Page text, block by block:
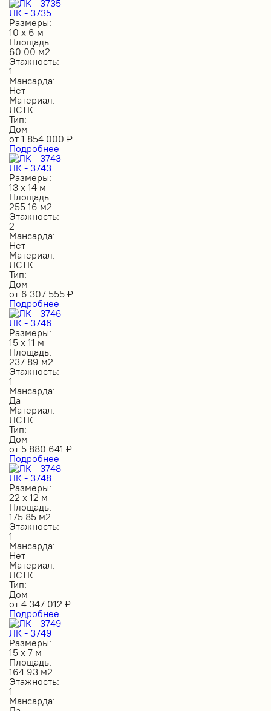
ЛК - 3735
Размеры:
10 х 6 м
Площадь:
60.00 м2
Этажность:
1
Мансарда:
Нет
Материал:
ЛСТК
Тип:
Дом
от 1 854 000 ₽
Подробнее
ЛК - 3743
Размеры:
13 х 14 м
Площадь:
255.16 м2
Этажность:
2
Мансарда:
Нет
Материал:
ЛСТК
Тип:
Дом
от 6 307 555 ₽
Подробнее
ЛК - 3746
Размеры:
15 х 11 м
Площадь:
237.89 м2
Этажность:
1
Мансарда:
Да
Материал:
ЛСТК
Тип:
Дом
от 5 880 641 ₽
Подробнее
ЛК - 3748
Размеры:
22 х 12 м
Площадь:
175.85 м2
Этажность:
1
Мансарда:
Нет
Материал:
ЛСТК
Тип:
Дом
от 4 347 012 ₽
Подробнее
ЛК - 3749
Размеры:
15 х 7 м
Площадь:
164.93 м2
Этажность:
1
Мансарда: